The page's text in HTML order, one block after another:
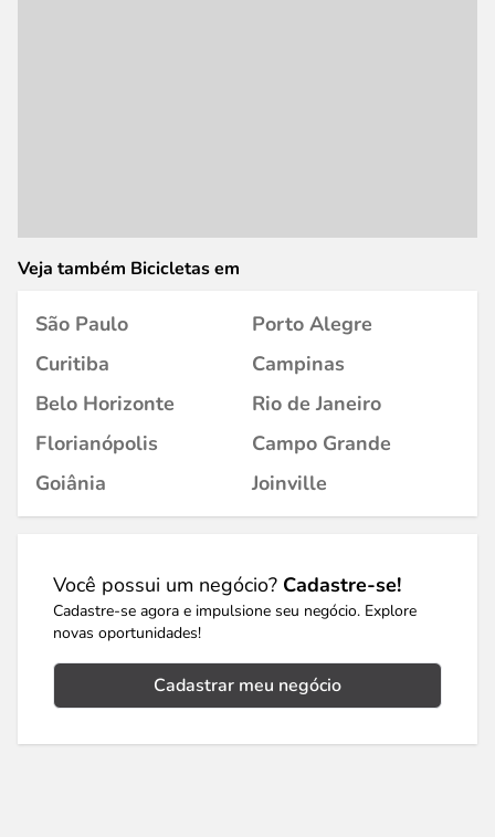
Veja também Bicicletas em
São Paulo
Porto Alegre
Curitiba
Campinas
Belo Horizonte
Rio de Janeiro
Florianópolis
Campo Grande
Goiânia
Joinville
Você possui um negócio? Cadastre-se!
Cadastre-se agora e impulsione seu negócio. Explore
novas oportunidades!
Cadastrar meu negócio